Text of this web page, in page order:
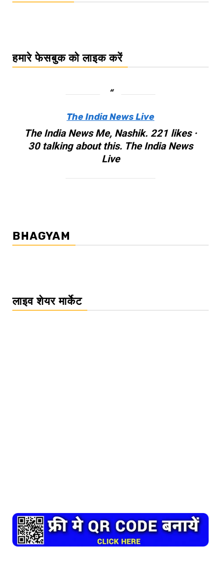
हमारे फेसबुक को लाइक करें
The India News Live
The India News Me, Nashik. 221 likes ·
30 talking about this. The India News
Live
BHAGYAM
लाइव शेयर मार्केट